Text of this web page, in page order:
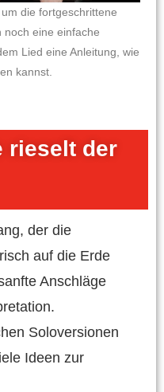
die fortgeschrittene
noch eine einfache
Lied eine Anleitung, wie
kannst.
rieselt der
der die
auf die Erde
Anschläge
Soloversionen
Ideen zur